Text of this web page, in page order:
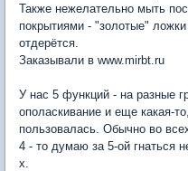
Также нежелательно мыть
покрытиями - "золотые"
отдерётся.
Заказывали в www.mirbt.ru
У нас 5 функций - на разные
ополаскивание и еще какая-
пользовалась. Обычно во
4 - то думаю за 5-ой гнаться
х.